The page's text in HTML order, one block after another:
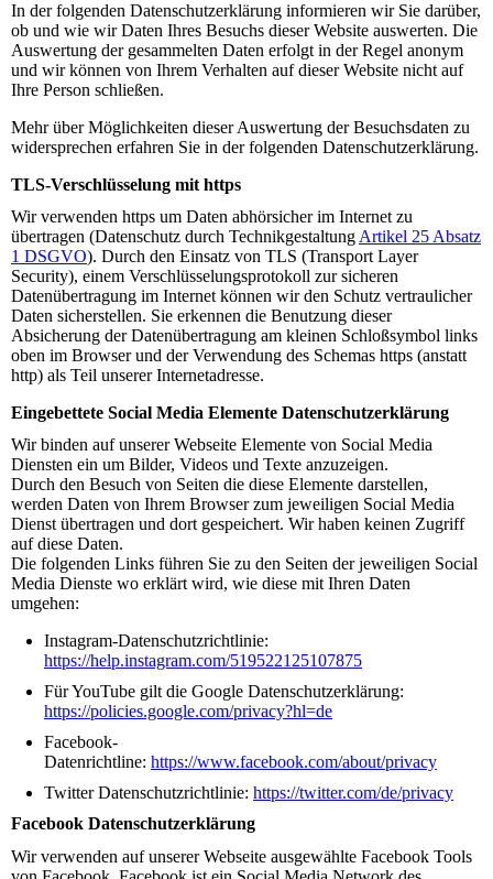
In der folgenden Datenschutzerklärung informieren wir Sie darüber,
ob und wie wir Daten Ihres Besuchs dieser Website auswerten. Die
Auswertung der gesammelten Daten erfolgt in der Regel anonym
und wir können von Ihrem Verhalten auf dieser Website nicht auf
Ihre Person schließen.
Mehr über Möglichkeiten dieser Auswertung der Besuchsdaten zu
widersprechen erfahren Sie in der folgenden Datenschutzerklärung.
TLS-Verschlüsselung mit https
Wir verwenden https um Daten abhörsicher im Internet zu
übertragen (Datenschutz durch Technikgestaltung Artikel 25 Absatz
1 DSGVO). Durch den Einsatz von TLS (Transport Layer
Security), einem Verschlüsselungsprotokoll zur sicheren
Datenübertragung im Internet können wir den Schutz vertraulicher
Daten sicherstellen. Sie erkennen die Benutzung dieser
Absicherung der Datenübertragung am kleinen Schloßsymbol links
oben im Browser und der Verwendung des Schemas https (anstatt
http) als Teil unserer Internetadresse.
Eingebettete Social Media Elemente Datenschutzerklärung
Wir binden auf unserer Webseite Elemente von Social Media
Diensten ein um Bilder, Videos und Texte anzuzeigen.
Durch den Besuch von Seiten die diese Elemente darstellen,
werden Daten von Ihrem Browser zum jeweiligen Social Media
Dienst übertragen und dort gespeichert. Wir haben keinen Zugriff
auf diese Daten.
Die folgenden Links führen Sie zu den Seiten der jeweiligen Social
Media Dienste wo erklärt wird, wie diese mit Ihren Daten
umgehen:
Instagram-Datenschutzrichtlinie:
https://help.instagram.com/519522125107875
Für YouTube gilt die Google Datenschutzerklärung:
https://policies.google.com/privacy?hl=de
Facebook-
Datenrichtline: https://www.facebook.com/about/privacy
Twitter Datenschutzrichtlinie: https://twitter.com/de/privacy
Facebook Datenschutzerklärung
Wir verwenden auf unserer Webseite ausgewählte Facebook Tools